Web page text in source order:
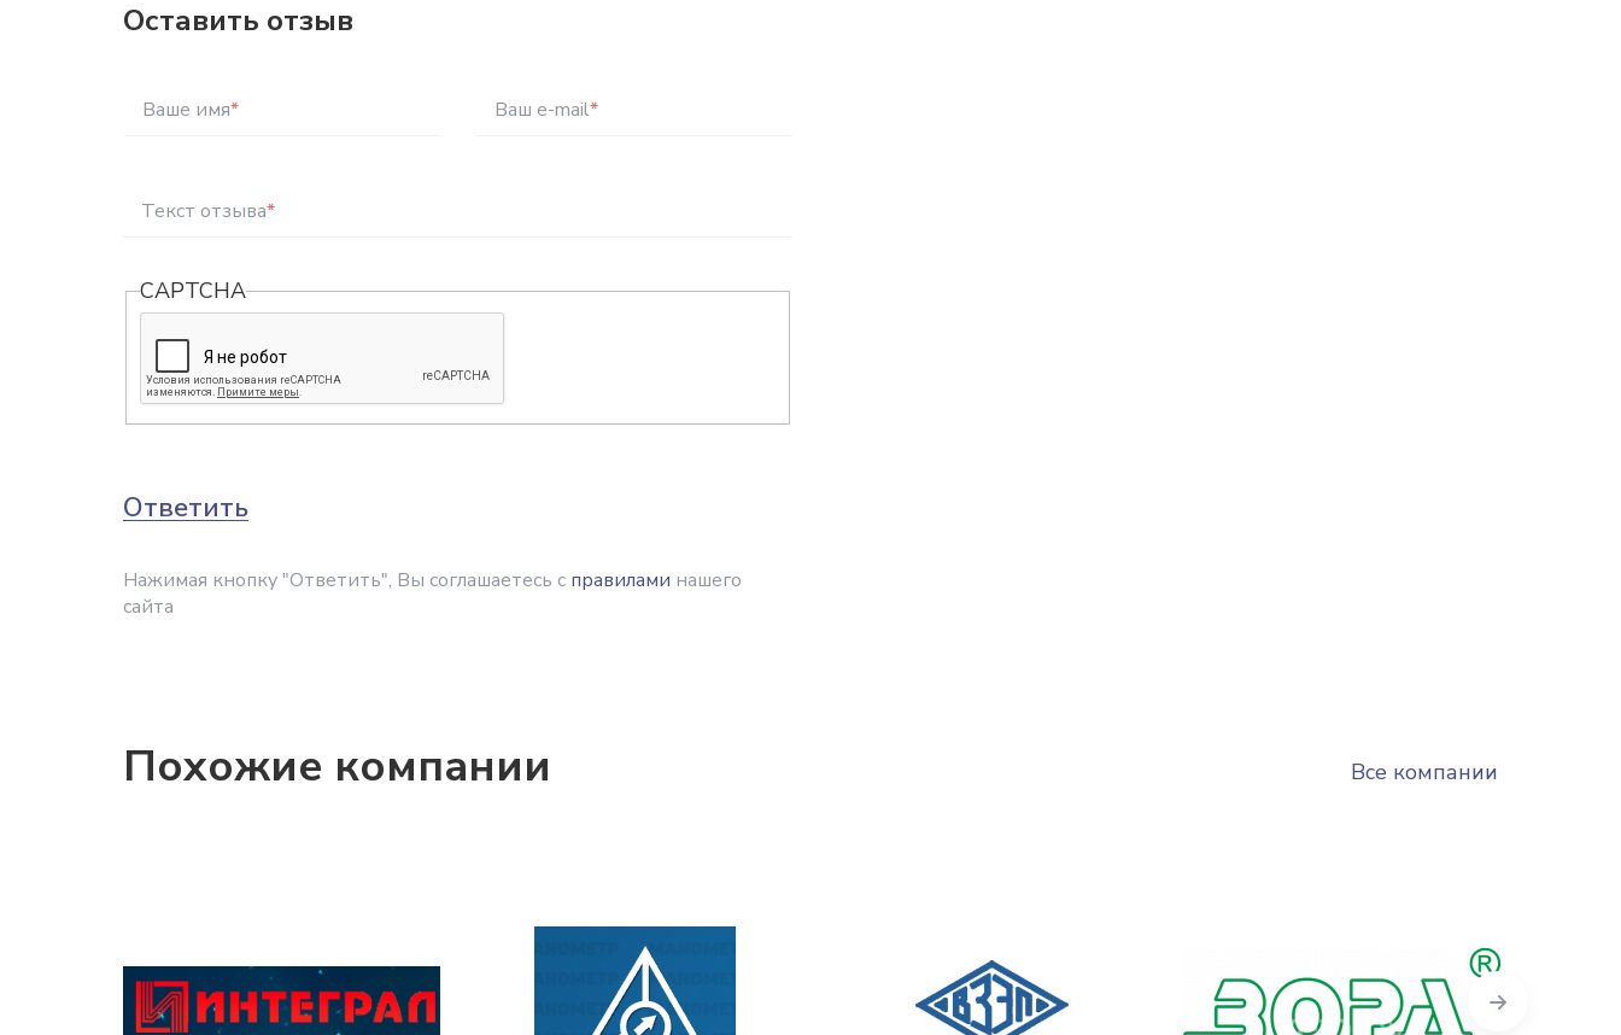
Оставить отзыв
Ваше имя* Ваш e-mail*
Текст отзыва*
CAPTCHA
Ответить
Нажимая кнопку "Ответить", Вы соглашаетесь с правилами нашего
сайта
Похожие компании Все компании